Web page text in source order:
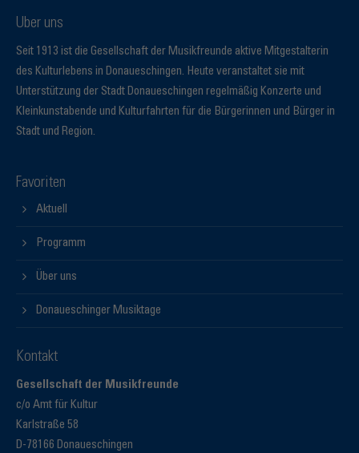
Über uns
Seit 1913 ist die Gesellschaft der Musikfreunde aktive Mitgestalterin
des Kulturlebens in Donaueschingen. Heute veranstaltet sie mit
Unterstützung der Stadt Donaueschingen regelmäßig Konzerte und
Kleinkunstabende und Kulturfahrten für die Bürgerinnen und Bürger in
Stadt und Region.
Favoriten
Aktuell
Programm
Über uns
Donaueschinger Musiktage
Kontakt
Gesellschaft der Musikfreunde
c/o Amt für Kultur
Karlstraße 58
D-78166 Donaueschingen